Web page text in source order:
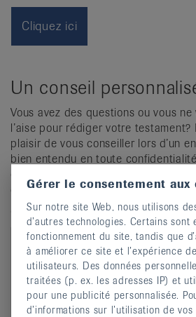
Cliquez ici
Un conseil
Vous avez des questions ou vous
l’aise pour rédiger votre testament?
plaisir de vous conseiller lors d’un
bien entendu en toute
envoyer de plus amples informations
contre le rhumatisme et ses
Convenir d’un rendez-vous:
Gérer le consentement aux
Sur notre site Web, nous utilisons
d’autres technologies. Certains sont
fonctionnement du site, tandis que
à améliorer ce site et l’expérience
utilisateurs. Des données
traitées (p. ex. les adresses IP) et
pour une publicité personnalisée.
d’informations sur l’utilisation de